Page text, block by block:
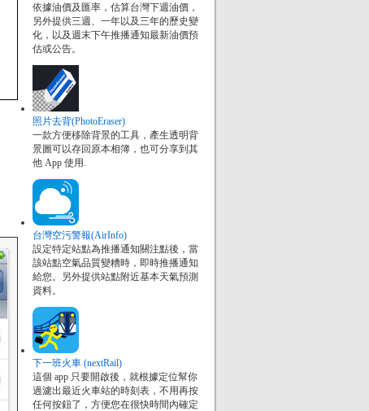
依據油價及匯率，估算台灣下週油價，
另外提供三週、一年以及三年的歷史變
化，以及週末下午推播通知最新油價預
估或公告。
照片去背(PhotoEraser)
一款方便移除背景的工具，產生透明背
景圖可以存回原本相簿，也可分享到其
他 App 使用.
台灣空污警報(AirInfo)
設定特定站點為推播通知關注點後，當
該站點空氣品質變糟時，即時推播通知
給您。另外提供站點附近基本天氣預測
資料。
下一班火車 (nextRail)
這個 app 只要開啟後，就根據定位幫你
過濾出最近火車站的時刻表，不用再按
任何按鈕了，方便您在很快時間內確定